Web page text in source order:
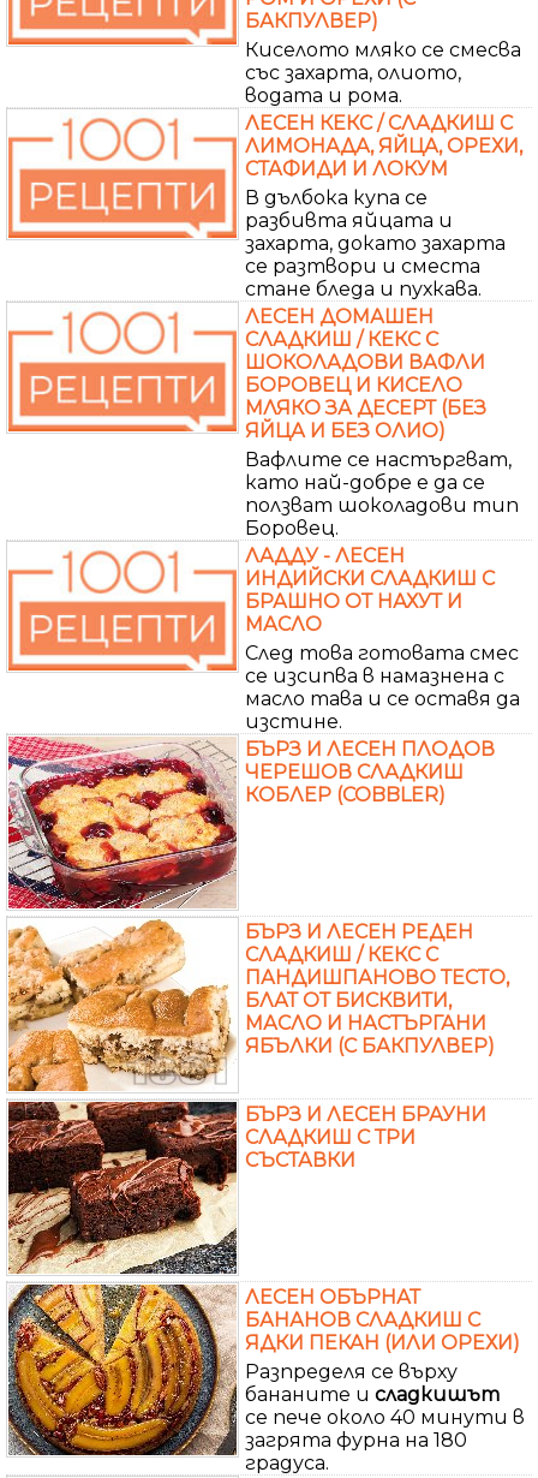
БАКПУЛВЕР)
Киселото мляко се смесва
със захарта, олиото,
водата и рома.
ЛЕСЕН КЕКС / СЛАДКИШ С
ЛИМОНАДА, ЯЙЦА, ОРЕХИ,
СТАФИДИ И ЛОКУМ
В дълбока купа се
разбивта яйцата и
захарта, докато захарта
се разтвори и сместа
стане бледа и пухкава.
ЛЕСЕН ДОМАШЕН
СЛАДКИШ / КЕКС С
ШОКОЛАДОВИ ВАФЛИ
БОРОВЕЦ И КИСЕЛО
МЛЯКО ЗА ДЕСЕРТ (БЕЗ
ЯЙЦА И БЕЗ ОЛИО)
Вафлите се настъргват,
като най-добре е да се
ползват шоколадови тип
Боровец.
ЛАДДУ - ЛЕСЕН
ИНДИЙСКИ СЛАДКИШ С
БРАШНО ОТ НАХУТ И
МАСЛО
След това готовата смес
се изсипва в намазнена с
масло тава и се оставя да
изстине.
БЪРЗ И ЛЕСЕН ПЛОДОВ
ЧЕРЕШОВ СЛАДКИШ
КОБЛЕР (COBBLER)
БЪРЗ И ЛЕСЕН РЕДЕН
СЛАДКИШ / КЕКС С
ПАНДИШПАНОВО ТЕСТО,
БЛАТ ОТ БИСКВИТИ,
МАСЛО И НАСТЪРГАНИ
ЯБЪЛКИ (С БАКПУЛВЕР)
БЪРЗ И ЛЕСЕН БРАУНИ
СЛАДКИШ С ТРИ
СЪСТАВКИ
ЛЕСЕН ОБЪРНАТ
БАНАНОВ СЛАДКИШ С
ЯДКИ ПЕКАН (ИЛИ ОРЕХИ)
Разпределя се върху
бананите и сладкишът
се пече около 40 минути в
загрята фурна на 180
градуса.